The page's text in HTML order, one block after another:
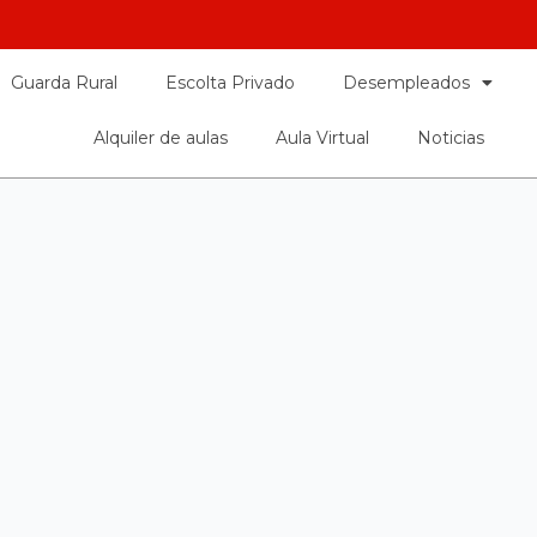
Guarda Rural Escolta Privado Desempleados
Alquiler de aulas Aula Virtual Noticias